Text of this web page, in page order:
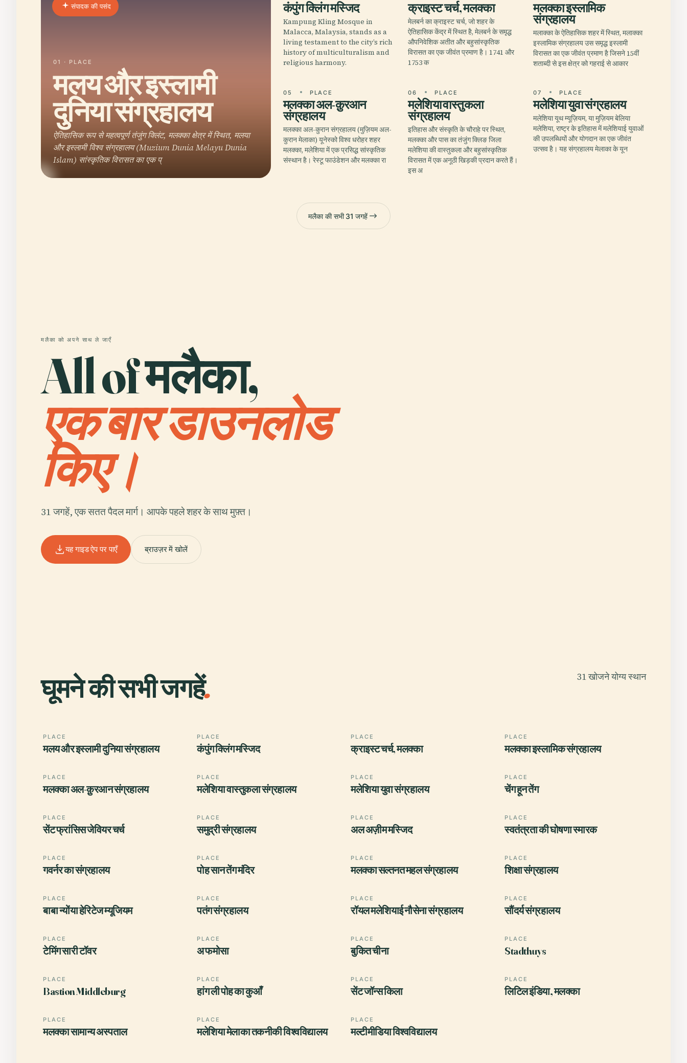
संपादक की पसंद
01 · PLACE
मलय और इस्लामी
दुनिया संग्रहालय
ऐतिहासिक रूप से महत्वपूर्ण तंजुंग क्लिंट, मलक्का क्षेत्र में स्थित, मलया
और इस्लामी विश्व संग्रहालय (Muzium Dunia Melayu Dunia
Islam) सांस्कृतिक विरासत का एक प्
कंपुंग क्लिंग मस्जिद
Kampung Kling Mosque in
Malacca, Malaysia, stands as a
living testament to the city’s rich
history of multiculturalism and
religious harmony.
क्राइस्ट चर्च, मलक्का
मेलबर्न का क्राइस्ट चर्च, जो शहर के
ऐतिहासिक केंद्र में स्थित है, मेलबर्न के समृद्ध
औपनिवेशिक अतीत और बहुसांस्कृतिक
विरासत का एक जीवंत प्रमाण है। 1741 और
1753 क
मलक्का इस्लामिक
संग्रहालय
मलाक्का के ऐतिहासिक शहर में स्थित, मलाक्का
इस्लामिक संग्रहालय उस समृद्ध इस्लामी
विरासत का एक जीवंत प्रमाण है जिसने 15वीं
शताब्दी से इस क्षेत्र को गहराई से आकार
05 PLACE
मलक्का अल-क़ुरआन
संग्रहालय
मलक्का अल-कुरान संग्रहालय (मुज़ियम अल-
कुरान मेलाका) यूनेस्को विश्व धरोहर शहर
मलक्का, मलेशिया में एक प्रसिद्ध सांस्कृतिक
संस्थान है। रेस्टू फाउंडेशन और मलक्का रा
06 PLACE
मलेशिया वास्तुकला
संग्रहालय
इतिहास और संस्कृति के चौराहे पर स्थित,
मलक्का और पास का तंजुंग क्लिङ जिला
मलेशिया की वास्तुकला और बहुसांस्कृतिक
विरासत में एक अनूठी खिड़की प्रदान करते हैं।
इस अ
07 PLACE
मलेशिया युवा संग्रहालय
मलेशिया यूथ म्यूज़ियम, या मुज़ियम बेलिया
मलेशिया, राष्ट्र के इतिहास में मलेशियाई युवाओं
की उपलब्धियों और योगदान का एक जीवंत
उत्सव है। यह संग्रहालय मेलाका के यून
मलैका की सभी 31 जगहें
मलैका को अपने साथ ले जाएँ
All of मलैका,
एक बार डाउनलोड
किए।
31 जगहें, एक सतत पैदल मार्ग। आपके पहले शहर के साथ मुफ़्त।
यह गाइड ऐप पर पाएँ ब्राउज़र में खोलें
घूमने की सभी जगहें. 31 खोजने योग्य स्थान
PLACE
मलय और इस्लामी दुनिया संग्रहालय
PLACE
कंपुंग क्लिंग मस्जिद
PLACE
क्राइस्ट चर्च, मलक्का
PLACE
मलक्का इस्लामिक संग्रहालय
PLACE
मलक्का अल-क़ुरआन संग्रहालय
PLACE
मलेशिया वास्तुकला संग्रहालय
PLACE
मलेशिया युवा संग्रहालय
PLACE
चेंग हून तेंग
PLACE
सेंट फ्रांसिस जेवियर चर्च
PLACE
समुद्री संग्रहालय
PLACE
अल अज़ीम मस्जिद
PLACE
स्वतंत्रता की घोषणा स्मारक
PLACE
गवर्नर का संग्रहालय
PLACE
पोह सान तेंग मंदिर
PLACE
मलक्का सल्तनत महल संग्रहालय
PLACE
शिक्षा संग्रहालय
PLACE
बाबा न्योंया हेरिटेज म्यूजियम
PLACE
पतंग संग्रहालय
PLACE
रॉयल मलेशियाई नौसेना संग्रहालय
PLACE
सौंदर्य संग्रहालय
PLACE
टेमिंग सारी टॉवर
PLACE
अ फमोसा
PLACE
बुकित चीना
PLACE
Stadthuys
PLACE
Bastion Middleburg
PLACE
हांग ली पोह का कुआँ
PLACE
सेंट जॉन्स किला
PLACE
लिटिल इंडिया, मलक्का
PLACE
मलक्का सामान्य अस्पताल
PLACE
मलेशिया मेलाका तकनीकी विश्वविद्यालय
PLACE
मल्टीमीडिया विश्वविद्यालय